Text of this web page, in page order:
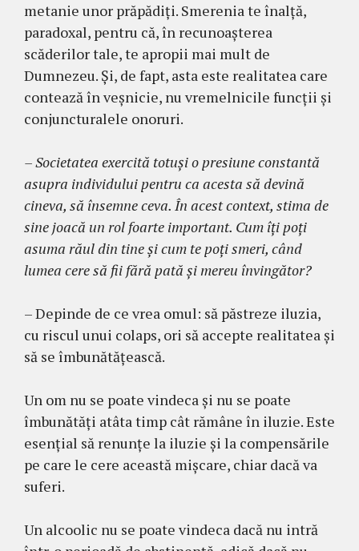
metanie unor prăpădiți. Smerenia te înalţă,
paradoxal, pentru că, în recunoaşterea
scăderilor tale, te apropii mai mult de
Dumnezeu. Şi, de fapt, asta este realitatea care
contează în veşnicie, nu vremelnicile funcţii şi
conjuncturalele onoruri.
– Societatea exercită totuşi o presiune constantă
asupra individului pentru ca acesta să devină
cineva, să însemne ceva. În acest context, stima de
sine joacă un rol foarte important. Cum îţi poţi
asuma răul din tine şi cum te poţi smeri, când
lumea cere să fii fără pată şi mereu învingător?
– Depinde de ce vrea omul: să păstreze iluzia,
cu riscul unui colaps, ori să accepte realitatea şi
să se îmbunătăţească.
Un om nu se poate vindeca și nu se poate
îmbunătăți atâta timp cât rămâne în iluzie. Este
esențial să renunțe la iluzie şi la compensările
pe care le cere această mişcare, chiar dacă va
suferi.
Un alcoolic nu se poate vindeca dacă nu intră